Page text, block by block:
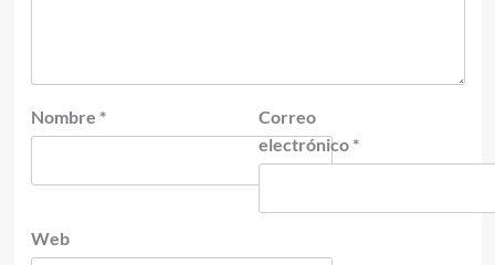
Nombre *
Correo
electrónico *
Web